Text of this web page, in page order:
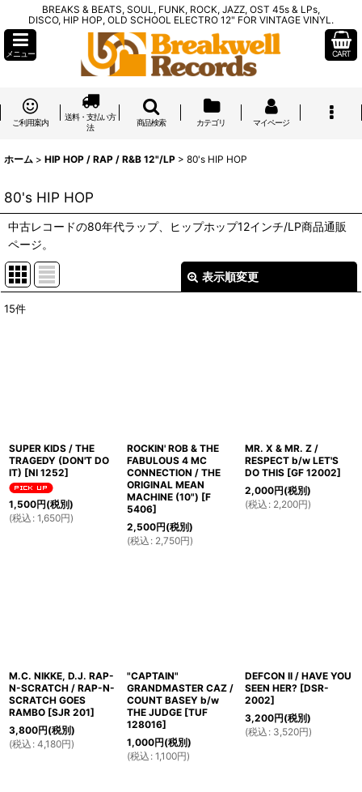
BREAKS & BEATS, SOUL, FUNK, ROCK, JAZZ, OST 45s & LPs,
DISCO, HIP HOP, OLD SCHOOL ELECTRO 12" FOR VINTAGE VINYL.
メニュー CART
ご利用案内
送料・支払い方
法
商品検索 カテゴリ マイページ
ホーム > HIP HOP / RAP / R&B 12"/LP > 80's HIP HOP
80's HIP HOP
中古レコードの80年代ラップ、ヒップホップ12インチ/LP商品通販
ページ。
表示順変更
15件
SUPER KIDS / THE
TRAGEDY (DON'T DO
IT) [NI 1252]
1,500円(税別)
(税込 : 1,650円)
ROCKIN' ROB & THE
FABULOUS 4 MC
CONNECTION / THE
ORIGINAL MEAN
MACHINE (10") [F
5406]
2,500円(税別)
(税込 : 2,750円)
MR. X & MR. Z /
RESPECT b/w LET'S
DO THIS [GF 12002]
2,000円(税別)
(税込 : 2,200円)
M.C. NIKKE, D.J. RAP-
N-SCRATCH / RAP-N-
SCRATCH GOES
RAMBO [SJR 201]
3,800円(税別)
(税込 : 4,180円)
"CAPTAIN"
GRANDMASTER CAZ /
COUNT BASEY b/w
THE JUDGE [TUF
128016]
1,000円(税別)
(税込 : 1,100円)
DEFCON II / HAVE YOU
SEEN HER? [DSR-
2002]
3,200円(税別)
(税込 : 3,520円)